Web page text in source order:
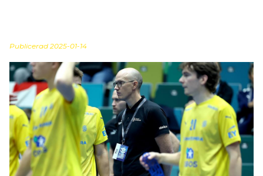
Publicerad 2025-01-14